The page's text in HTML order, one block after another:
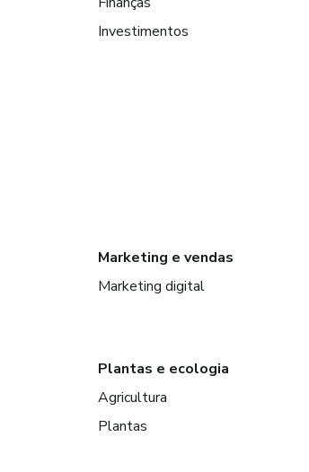
Investimentos
Marketing e vendas
Marketing digital
Plantas e ecologia
Agricultura
Plantas